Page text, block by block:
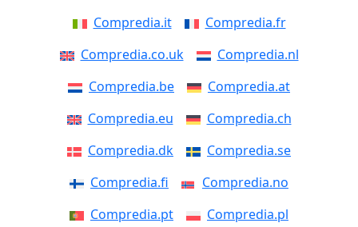
Compredia.it
Compredia.fr
Compredia.co.uk
Compredia.nl
Compredia.be
Compredia.at
Compredia.eu
Compredia.ch
Compredia.dk
Compredia.se
Compredia.fi
Compredia.no
Compredia.pt
Compredia.pl